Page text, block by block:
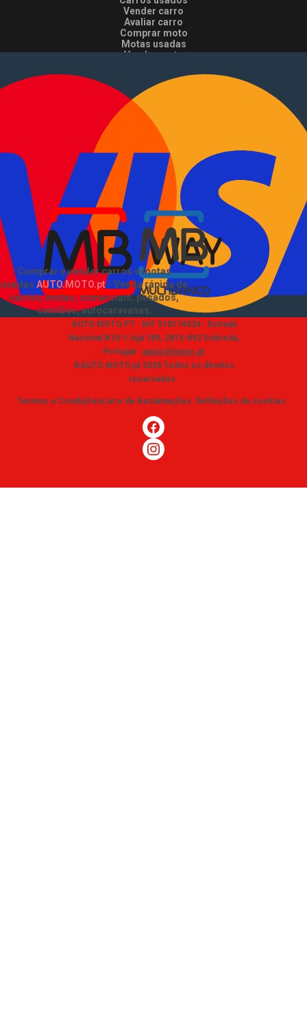
Comprar e vender carros e motas
usadas AUTO.MOTO.pt- Venda rápida de
carros, motas, comerciais, pesados,
camiões, autocaravanas
Vender carro
Avaliar carro
Comprar moto
Motas usadas
Vender mota
Comerciais usados
Vender comerciais
Informações
Como comprar e vender
Pacotes de anúncios
Verificar VIN e matrícula
Sitemap
EN
Sobre Nós
AUTO.MOTO.PT · NIF 518174034 · Estrada
Nacional N10-1 loja 189, 2815-892 Sobreda,
Portugal · apoio@moto.pt
©AUTO.MOTO.pt 2026 Todos os direitos
reservados.
Termos e Condições Livro de Reclamações Definições de cookies